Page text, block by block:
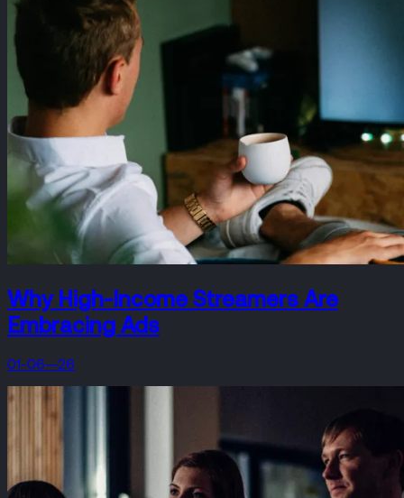
Why High-Income Streamers Are
Embracing Ads
01-06—26